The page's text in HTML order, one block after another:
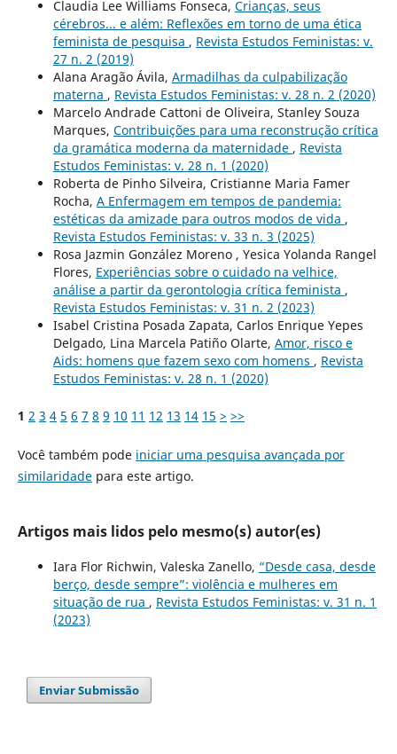
Claudia Lee Williams Fonseca, Crianças, seus
cérebros... e além: Reflexões em torno de uma ética
feminista de pesquisa , Revista Estudos Feministas: v.
27 n. 2 (2019)
Alana Aragão Ávila, Armadilhas da culpabilização
materna , Revista Estudos Feministas: v. 28 n. 2 (2020)
Marcelo Andrade Cattoni de Oliveira, Stanley Souza
Marques, Contribuições para uma reconstrução crítica
da gramática moderna da maternidade , Revista
Estudos Feministas: v. 28 n. 1 (2020)
Roberta de Pinho Silveira, Cristianne Maria Famer
Rocha, A Enfermagem em tempos de pandemia:
estéticas da amizade para outros modos de vida ,
Revista Estudos Feministas: v. 33 n. 3 (2025)
Rosa Jazmin González Moreno , Yesica Yolanda Rangel
Flores, Experiências sobre o cuidado na velhice,
análise a partir da gerontologia crítica feminista ,
Revista Estudos Feministas: v. 31 n. 2 (2023)
Isabel Cristina Posada Zapata, Carlos Enrique Yepes
Delgado, Lina Marcela Patiño Olarte, Amor, risco e
Aids: homens que fazem sexo com homens , Revista
Estudos Feministas: v. 28 n. 1 (2020)
1 2 3 4 5 6 7 8 9 10 11 12 13 14 15 > >>
Você também pode iniciar uma pesquisa avançada por
similaridadepara este artigo.
Artigos mais lidos pelo mesmo(s) autor(es)
Iara Flor Richwin, Valeska Zanello, “Desde casa, desde
berço, desde sempre”: violência e mulheres em
situação de rua , Revista Estudos Feministas: v. 31 n. 1
(2023)
Enviar Submissão